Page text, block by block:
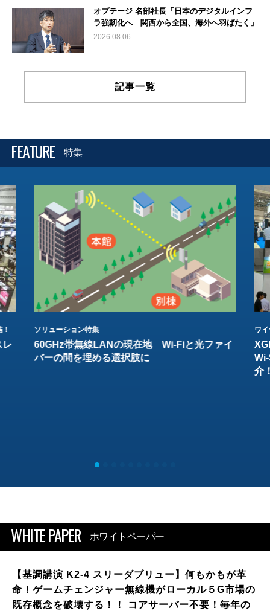
オプテージ 名部社長「日本のデジタルインフ
ラ強靭化へ 関西から全国、海外へ羽ばたく」
2026.08.06
記事一覧
FEATURE 特集
レ
ソリューション特集
60GHz帯無線LANの現在地 Wi-Fiと光ファイ
バーの間を埋める選択肢に
ワ
介
WHITE PAPER ホワイトペーパー
【基調講演 K2-4 スリーダブリュー】何もかもが革
命！ゲームチェンジャー無線機がローカル５G市場の
既存概念を破壊する！！ コアサーバー不要！毎年の